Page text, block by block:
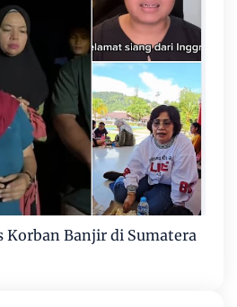
Korban Banjir di Sumatera